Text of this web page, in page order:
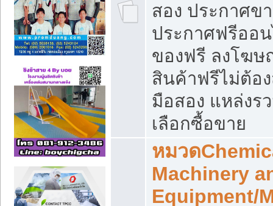
สอง ประกาศข
ประกาศฟรีออ
ของฟรี ลงโฆ
สินค้าฟรีไม่ต้อ
มือสอง แหล่งร
เลือกซื้อขาย
หมวด
Machinery
Equipment/